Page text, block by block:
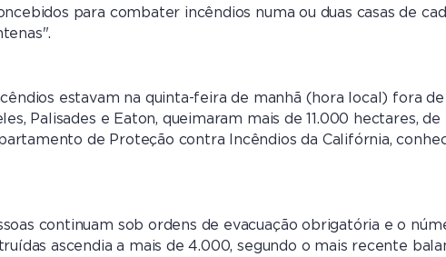
para combater incêndios numa ou duas casas de
estavam na quinta-feira de manhã (hora local) fora de
Palisades e Eaton, queimaram mais de 11.000 hectares, de
de Proteção contra Incêndios da Califórnia,
continuam sob ordens de evacuação obrigatória e o
ascendia a mais de 4.000, segundo o mais recente